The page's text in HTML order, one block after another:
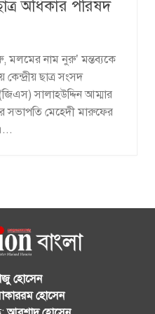
অধিকার পরিষদ
মলমের নাম নুরু’ মন্তব্যকে
কেন্দ্রীয় ছাত্র সংসদ
সালাহউদ্দিন আম্মার
সভাপতি মেহেদী মারুফের
হোসেন
হোসেন